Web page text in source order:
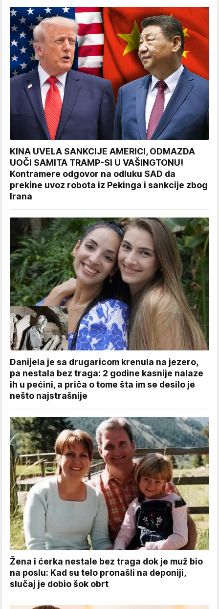
KINA UVELA SANKCIJE AMERICI, ODMAZDA
UOČI SAMITA TRAMP-SI U VAŠINGTONU!
Kontramere odgovor na odluku SAD da
prekine uvoz robota iz Pekinga i sankcije zbog
Irana
Danijela je sa drugaricom krenula na jezero,
pa nestala bez traga: 2 godine kasnije nalaze
ih u pećini, a priča o tome šta im se desilo je
nešto najstrašnije
Žena i ćerka nestale bez traga dok je muž bio
na poslu: Kad su telo pronašli na deponiji,
slučaj je dobio šok obrt